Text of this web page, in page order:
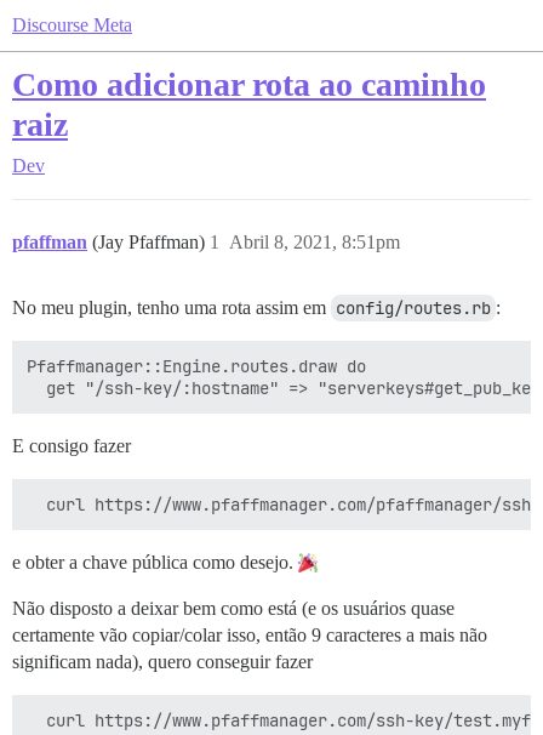
Discourse Meta
Como adicionar rota ao caminho
raiz
Dev
pfaffman (Jay Pfaffman) Abril 8, 2021, 8:51pm
1
No meu plugin, tenho uma rota assim em config/routes.rb :
Pfaffmanager::Engine.routes.draw do
E consigo fazer
e obter a chave pública como desejo.
Não disposto a deixar bem como está (e os usuários quase
certamente vão copiar/colar isso, então 9 caracteres a mais não
significam nada), quero conseguir fazer